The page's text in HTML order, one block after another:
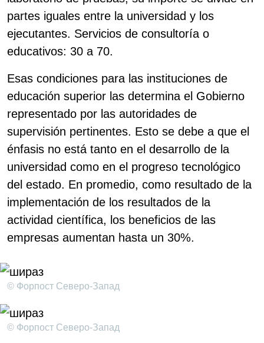
partes iguales entre la universidad y los
ejecutantes. Servicios de consultoría o
educativos: 30 a 70.
Esas condiciones para las instituciones de
educación superior las determina el Gobierno
representado por las autoridades de
supervisión pertinentes. Esto se debe a que el
énfasis no está tanto en el desarrollo de la
universidad como en el progreso tecnológico
del estado. En promedio, como resultado de la
implementación de los resultados de la
actividad científica, los beneficios de las
empresas aumentan hasta un 30%.
© Форпост Северо-Запад
© Форпост Северо-Запад